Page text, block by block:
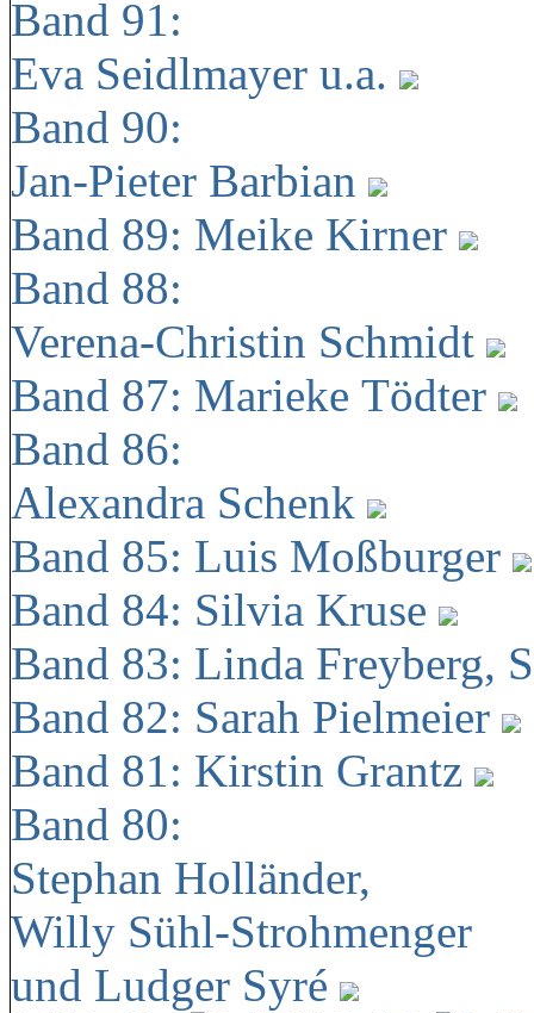
Band 91:
Eva Seidlmayer u.a.
Band 90:
Jan-Pieter Barbian
Band 89: Meike Kirner
Band 88:
Verena-Christin Schmidt
Band 87: Marieke Tödter
Band 86:
Alexandra Schenk
Band 85: Luis Moßburger
Band 84: Silvia Kruse
Band 83: Linda Freyberg,
Band 82: Sarah Pielmeier
Band 81: Kirstin Grantz
Band 80:
Stephan Holländer,
Willy Sühl-Strohmenger
und Ludger Syré